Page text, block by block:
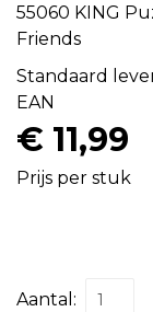
55060 KING
Friends
Standaard
EAN
€ 11,99
Prijs per stuk
Aantal: